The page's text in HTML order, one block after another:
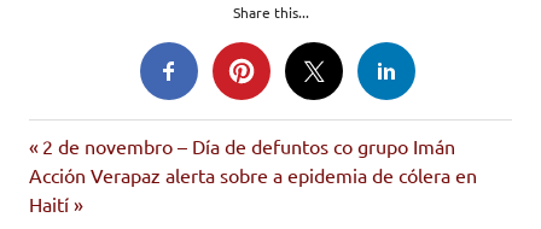
Share this...
ética
fiare
Navegación
de
Entrada
anterior:
2 de novembro – Día de defuntos co grupo Imán
Siguiente
entrada:
Acción Verapaz alerta sobre a epidemia de cólera en
Haití